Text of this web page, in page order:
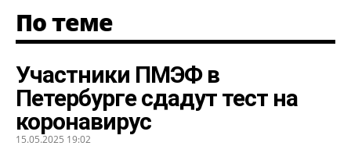
По теме
Участники ПМЭФ в
Петербурге сдадут тест на
коронавирус
15.05.2025 19:02